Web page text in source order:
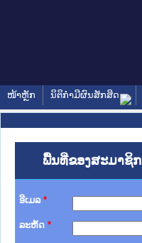
ໜ້າຫຼັກ ນິຕິກໍາມີຜົນສັກສິດ
ພື້ນທີ່ຂອງສະມາຊິກ
ອີເມລ *
ລະຫັດ *